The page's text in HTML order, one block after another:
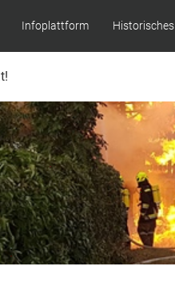
Infoplattform Historisches